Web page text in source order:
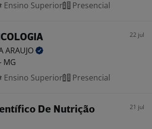
Ensino Superior Presencial
22 jul
ARAUJO
MG
Ensino Superior Presencial
De Nutrição
21 jul